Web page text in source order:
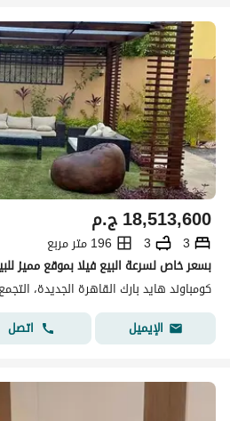
ج.م18,513,600
3
3
196 متر مربع
الإيميل
اتصل